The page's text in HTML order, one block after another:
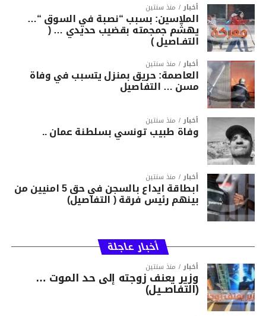
أخبار منذ سنتين
الملاسين: بسبب “نصبة في السوق “…
يهشّم جمجمته بقضيب حديدي … (
التفـاصيل )
أخبار منذ سنتين
العاصمة: حريق بمنزل يتسبب في وفاة
مسن … التفاصيل
أخبار منذ سنتين
وفاة طبيب تونسي بسلطنة عمان ..
أخبار منذ سنتين
ابطاقة ايداع بالسجن في حق 5 امنيين من
بينهم رئيس فرقة ( التفاصيل)
أخبار عاجلة
أخبار منذ سنتين
وزير يعنف زوجته إلى حد الموت …
(التفاصــيل)